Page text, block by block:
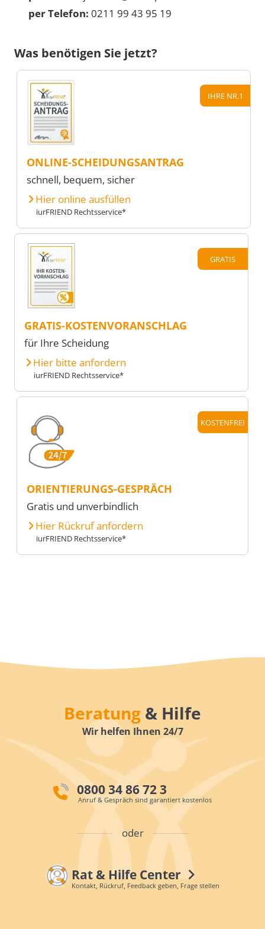
per Telefon: 0211 99 43 95 19
Was benötigen Sie jetzt?
IHRE NR.1
ONLINE-SCHEIDUNGSANTRAG
schnell, bequem, sicher
Hier online ausfüllen
iurFRIEND Rechtsservice*
GRATIS
GRATIS-KOSTENVORANSCHLAG
für Ihre Scheidung
Hier bitte anfordern
iurFRIEND Rechtsservice*
KOSTENFREI
ORIENTIERUNGS-GESPRÄCH
Gratis und unverbindlich
Hier Rückruf anfordern
iurFRIEND Rechtsservice*
Beratung & Hilfe
Wir helfen Ihnen 24/7
0800 34 86 72 3
Anruf & Gespräch sind garantiert kostenlos
oder
Rat & Hilfe Center
Kontakt, Rückruf, Feedback geben, Frage stellen